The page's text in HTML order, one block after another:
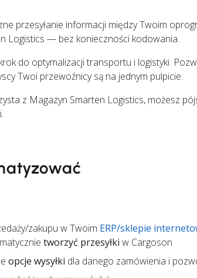
przesyłanie informacji między Twoim
Logistics — bez konieczności kodowania.
do optymalizacji transportu i logistyki.
Twoi przewoźnicy są na jednym pulpicie.
z Magazyn Smarten Logistics, możesz
zakupu w Twoim ERP/sklepie
tworzyć przesyłki w Cargoson
opcje wysyłki dla danego zamówienia i